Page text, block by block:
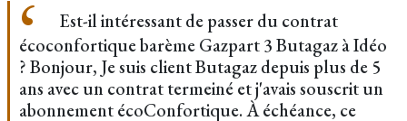
Est-il intéressant de passer du contrat
écoconfortique barème Gazpart 3 Butagaz à Idéo
? Bonjour, Je suis client Butagaz depuis plus de 5
ans avec un contrat termeiné et j'avais souscrit un
abonnement écoConfortique. À échéance, ce